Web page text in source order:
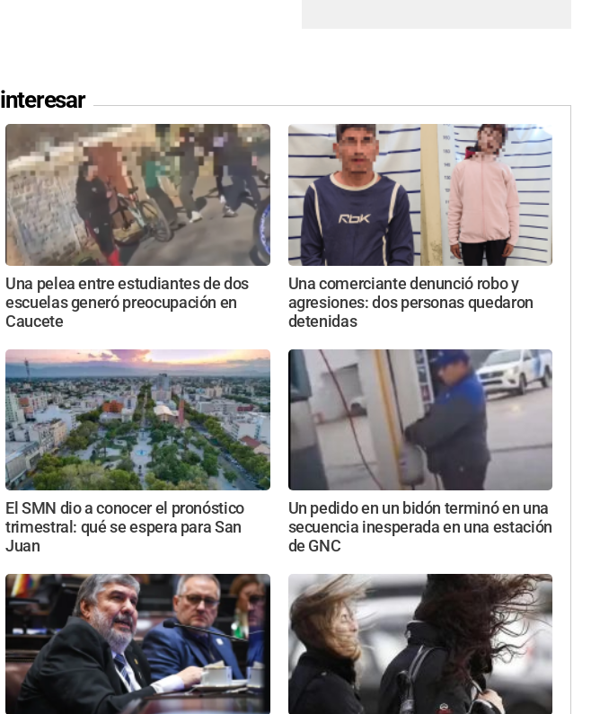
interesar
Una pelea entre estudiantes de dos
escuelas generó preocupación en
Caucete
Una comerciante denunció robo y
agresiones: dos personas quedaron
detenidas
El SMN dio a conocer el pronóstico
trimestral: qué se espera para San
Juan
Un pedido en un bidón terminó en una
secuencia inesperada en una estación
de GNC